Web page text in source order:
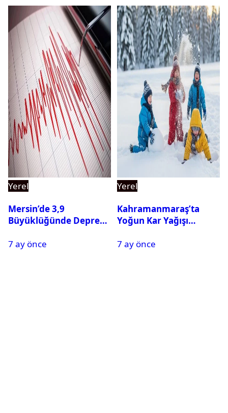
Yerel
Mersin’de 3,9
Büyüklüğünde Deprem
7 ay önce
Yerel
Kahramanmaraş’ta
Yoğun Kar Yağışı
Tatil
7 ay önce